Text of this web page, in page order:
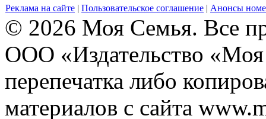
Реклама на сайте | Пользовательское соглашение | Анонсы
© 2026 Моя Семья. Все
ООО «Издательство
перепечатка либо
материалов с сайта